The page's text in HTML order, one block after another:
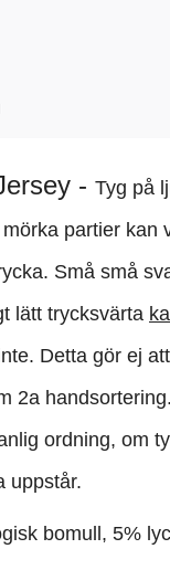
- Tyg på
partier kan
Små små
lätt trycksvärta
Detta gör ej
2a
ordning, om
uppstår.
bomull, 5%